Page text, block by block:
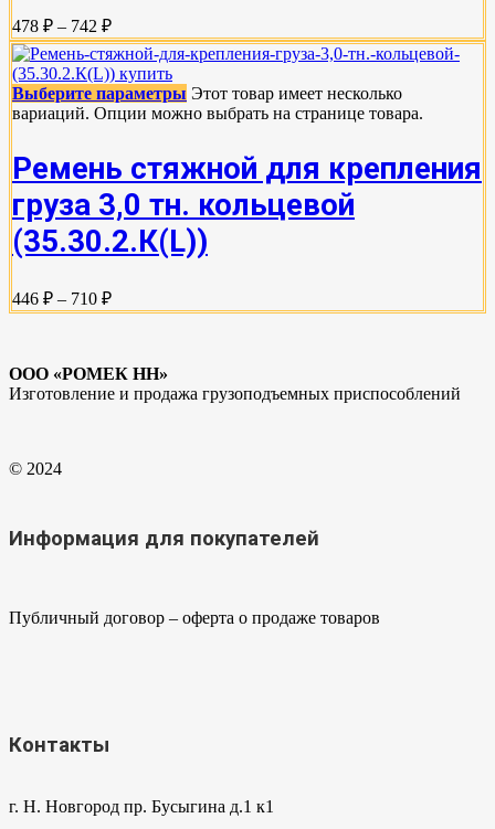
478 ₽ – 742 ₽
Выберите параметры Этот товар имеет несколько
вариаций. Опции можно выбрать на странице товара.
Ремень стяжной для крепления
груза 3,0 тн. кольцевой
(35.30.2.К(L))
446 ₽ – 710 ₽
ООО «РОМЕК НН»
Изготовление и продажа грузоподъемных приспособлений
© 2024
Информация для покупателей
Публичный договор – оферта о продаже товаров
Контакты
г. Н. Новгород пр. Бусыгина д.1 к1